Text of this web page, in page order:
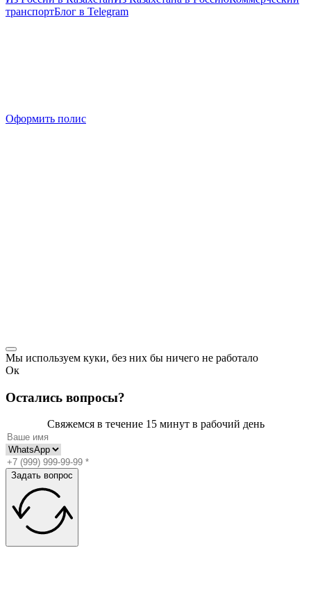
транспортБлог в Telegram
Оформить полис
Мы используем куки, без них бы ничего не работало
Ок
Остались вопросы?
Свяжемся в течение 15 минут в рабочий день
Задать вопрос